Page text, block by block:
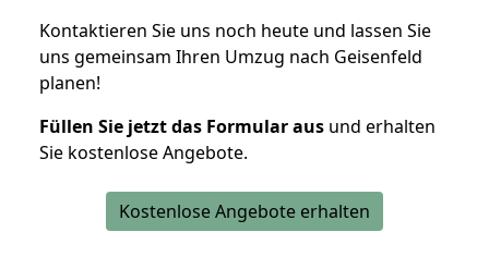
Kontaktieren Sie uns noch heute und lassen Sie
uns gemeinsam Ihren Umzug nach Geisenfeld
planen!
Füllen Sie jetzt das Formular aus und erhalten
Sie kostenlose Angebote.
Kostenlose Angebote erhalten